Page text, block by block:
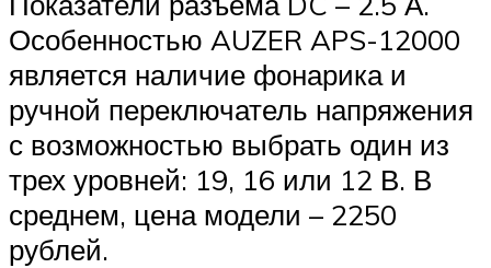
Особенностью AUZER APS-12000
является наличие фонарика и
ручной переключатель напряжения
с возможностью выбрать один из
трех уровней: 19, 16 или 12 В. В
среднем, цена модели – 2250
рублей.